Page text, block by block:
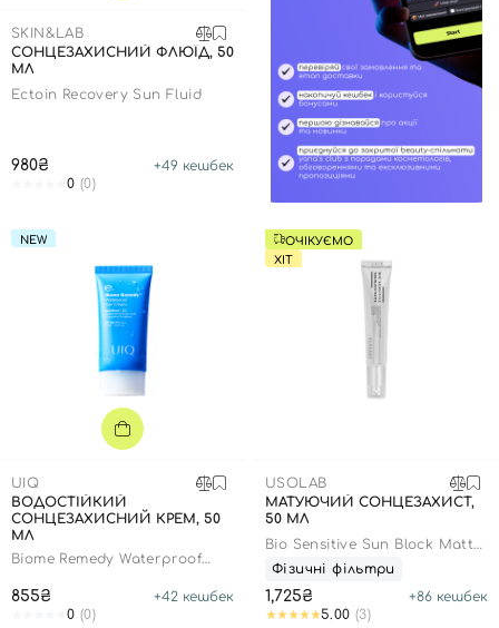
SKIN&LAB
СОНЦЕЗАХИСНИЙ ФЛЮЇД, 50
МЛ
Ectoin Recovery Sun Fluid
980₴ +49 кешбек
0 (0)
NEW
UIQ
ВОДОСТІЙКИЙ
СОНЦЕЗАХИСНИЙ КРЕМ, 50
МЛ
Biome Remedy Waterproof
855₴ +42 кешбек
0 (0)
ОЧІКУЄМО
ХІТ
USOLAB
МАТУЮЧИЙ СОНЦЕЗАХИСТ,
50 МЛ
Bio Sensitive Sun Block Matte
SPF50
Фізичні фільтри
1,725₴ +86 кешбек
5.00 (3)
Реєстрація
Номер телефону